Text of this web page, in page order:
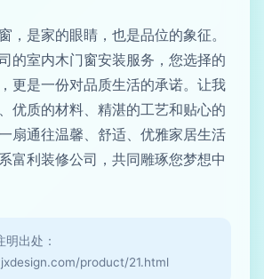
，是家的眼睛，也是品位的象征。
的室内木门窗安装服务，您选择的
更是一份对品质生活的承诺。让我
优质的材料、精湛的工艺和贴心的
扇通往温馨、舒适、优雅家居生活
富利装修公司，共同雕琢您梦想中
出处：
product/21.html